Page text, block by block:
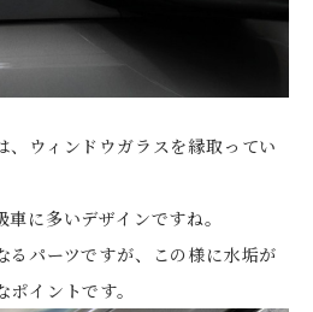
ウィンドウガラスを縁取ってい
に多いデザインですね。
るパーツですが、この様に水垢が
イントです。